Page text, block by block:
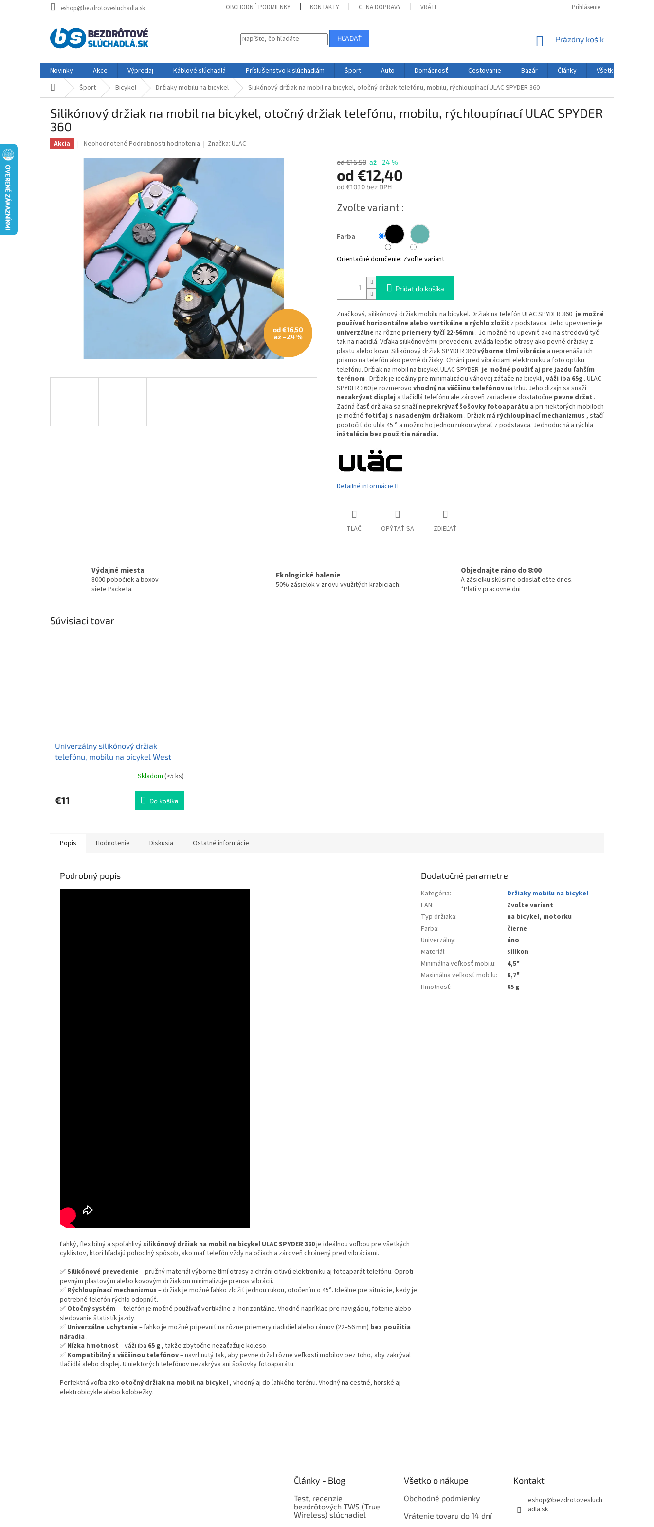
na
eshop@bezdrotovesluchadla.sk OBCHODNÉ PODMIENKY KONTAKTY CENA DOPRAVY VRÁTENIE TOVARU DO 14 DNÍ VÝDAJNÉ MIESTA
Prihlásenie
HĽADAŤ
NÁKUPNÝ
Prázdny košík
Novinky Akce Výpredaj Káblové slúchadlá Príslušenstvo k slúchadlám Šport Auto Domácnosť Cestovanie Bazár Články
Všetko o nákupe
DomovŠport Bicykel Držiaky mobilu na bicykel Silikónový držiak na mobil na bicykel, otočný držiak telefónu, mobilu, rýchloupínací ULAC SPYDER 360
Silikónový držiak na mobil na bicykel, otočný držiak telefónu, mobilu, rýchloupínací ULAC SPYDER
360
Akcia
Priemerné
produktu
z
hviezdičiek.
Neohodnotené Podrobnosti hodnotenia Značka:ULAC
od €16,50
až –24 %
od €16,50 až –24 %
od €12,40
od €10,10 bez DPH
cena:
Zvoľte variant
Farba
Orientačné doručenie: Zvoľte variant
Pridať do košíka
Značkový, silikónový držiak mobilu na bicykel. Držiak na telefón ULAC SPYDER 360je možné
používať horizontálne alebo vertikálne a rýchlo zložiť z podstavca. Jeho upevnenie je
univerzálne na rôzne priemery tyčí 22-56mm . Je možné ho upevniť ako na stredovú tyč
tak na riadidlá. Vďaka silikónovému prevedeniu zvláda lepšie otrasy ako pevné držiaky z
plastu alebo kovu. Silikónový držiak SPYDER 360výborne tlmí vibrácie a neprenáša ich
priamo na telefón ako pevné držiaky. Chráni pred vibráciami elektroniku a foto optiku
telefónu. Držiak na mobil na bicykel ULAC SPYDERje možné použiť aj pre jazdu ľahším
terénom . Držiak je ideálny pre minimalizáciu váhovej záťaže na bicykli, váži iba 65g . ULAC
SPYDER 360 je rozmerovo vhodný na väčšinu telefónovna trhu. Jeho dizajn sa snaží
nezakrývať displej a tlačidlá telefónu ale zároveň zariadenie dostatočne pevne držať .
Zadná časť držiaka sa snažíneprekrývať šošovky fotoaparátu a pri niektorých mobiloch
je možné fotiť aj s nasadeným držiakom . Držiak má rýchloupínací mechanizmus , stačí
pootočiť do uhla 45 ° a možno ho jednou rukou vybrať z podstavca. Jednoduchá a rýchla
inštalácia bez použitia náradia.
Detailné informácie
TLAČ OPÝTAŤ SA ZDIEĽAŤ
Výdajné miesta
8000 pobočiek a boxov
siete Packeta.
Ekologické balenie
50% zásielok v znovu využitých krabiciach.
Objednajte ráno do 8:00
A zásielku skúsime odoslať ešte dnes.
*Platí v pracovné dni
Súvisiaci tovar
Univerzálny silikónový držiak
telefónu, mobilu na bicykel West
Skladom (>5 ks)
€11 Do košíka
Popis Hodnotenie Diskusia Ostatné informácie
Podrobný popis
Ľahký, flexibilný a spoľahlivý silikónový držiak na mobil na bicykel ULAC SPYDER 360je ideálnou voľbou pre všetkých
cyklistov, ktorí hľadajú pohodlný spôsob, ako mať telefón vždy na očiach a zároveň chránený pred vibráciami.
✅Silikónové prevedenie – pružný materiál výborne tlmí otrasy a chráni citlivú elektroniku aj fotoaparát telefónu. Oproti
pevným plastovým alebo kovovým držiakom minimalizuje prenos vibrácií.
✅ Rýchloupínací mechanizmus – držiak je možné ľahko zložiť jednou rukou, otočením o 45°. Ideálne pre situácie, kedy je
potrebné telefón rýchlo odopnúť.
✅ Otočný systém – telefón je možné používať vertikálne aj horizontálne. Vhodné napríklad pre navigáciu, fotenie alebo
sledovanie štatistík jazdy.
✅ Univerzálne uchytenie – ľahko je možné pripevniť na rôzne priemery riadidiel alebo rámov (22–56 mm) bez použitia
náradia .
✅ Nízka hmotnosť– váži iba 65 g , takže zbytočne nezaťažuje koleso.
✅ Kompatibilný s väčšinou telefónov– navrhnutý tak, aby pevne držal rôzne veľkosti mobilov bez toho, aby zakrýval
tlačidlá alebo displej. U niektorých telefónov nezakrýva ani šošovky fotoaparátu.
Perfektná voľba ako otočný držiak na mobil na bicykel , vhodný aj do ľahkého terénu. Vhodný na cestné, horské aj
elektrobicykle alebo kolobežky.
Dodatočné parametre
Kategória:
Držiaky mobilu na bicykel
EAN:
Zvoľte variant
Typ držiaka:
na bicykel, motorku
Farba:
čierne
Univerzálny:
áno
Materiál:
silikon
Minimálna veľkosť mobilu:
4,5"
Maximálna veľkosť mobilu:
6,7"
Hmotnosť: 65 g
Články - Blog
Test, recenzie
bezdrôtových TWS (True
Wireless) slúchadiel
Všetko o nákupe
Obchodné podmienky
Vrátenie tovaru do 14 dní
Kontakt
eshop@bezdrotovesluch
adla.sk